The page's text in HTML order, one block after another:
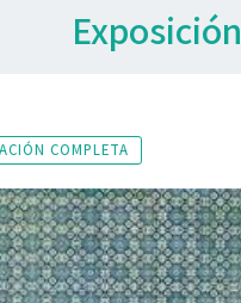
Exposición
COMPLETA